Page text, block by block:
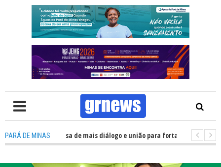
PARÁ DE MINAS
Política precisa de mais diálogo e união para fortalecer Minas e Pará